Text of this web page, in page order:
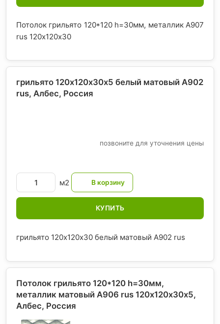
Потолок грильято 120*120 h=30мм, металлик А907
rus 120х120х30
грильято 120х120х30х5 белый матовый А902
rus, Албес, Россия
позвоните для уточнения цены
м2
КУПИТЬ
грильято 120х120х30 белый матовый А902 rus
Потолок грильято 120*120 h=30мм,
металлик матовый А906 rus 120х120х30х5,
Албес, Россия